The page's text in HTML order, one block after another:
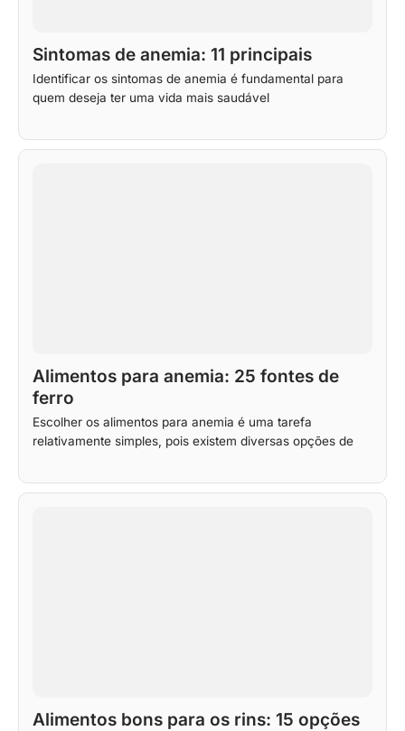
Sintomas de anemia: 11 principais
Identificar os sintomas de anemia é fundamental para
quem deseja ter uma vida mais saudável
Alimentos para anemia: 25 fontes de
ferro
Escolher os alimentos para anemia é uma tarefa
relativamente simples, pois existem diversas opções de
Alimentos bons para os rins: 15 opções